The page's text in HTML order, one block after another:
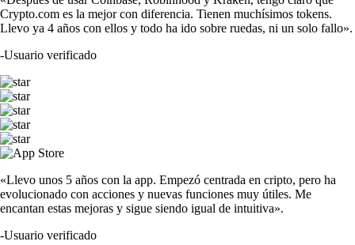
Crypto.com es la mejor con diferencia. Tienen muchísimos tokens.
Llevo ya 4 años con ellos y todo ha ido sobre ruedas, ni un solo fallo».
-Usuario verificado
«Llevo unos 5 años con la app. Empezó centrada en cripto, pero ha
evolucionado con acciones y nuevas funciones muy útiles. Me
encantan estas mejoras y sigue siendo igual de intuitiva».
-Usuario verificado